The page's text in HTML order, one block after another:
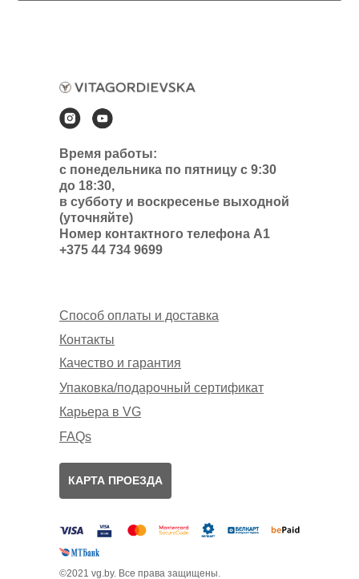
Время работы:
с понедельника по пятницу с 9:30
до 18:30,
в субботу и воскресенье выходной
(уточняйте)
Номер контактного телефона А1
+375 44 734 9699
Способ оплаты и доставка
Контакты
КАРТА ПРОЕЗДА
Упаковка/подарочный сертификат
FAQs
Карьера в VG
©2021 vg.by. Все права защищены.
Качество и гарантия